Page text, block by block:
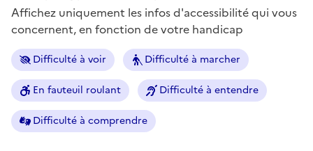
Affichez uniquement les infos d'accessibilité qui vous
concernent, en fonction de votre handicap
Difficulté à voir Difficulté à marcher
En fauteuil roulant Difficulté à entendre
Difficulté à comprendre